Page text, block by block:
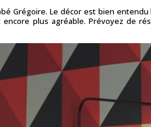
Grégoire. Le décor est bien
plus agréable. Prévoyez de